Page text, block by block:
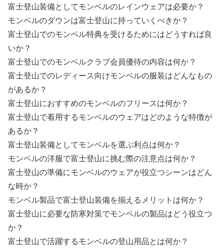
富士登山装備としてモンベルのレインウェアは必要か？
モンベルのダウンは富士登山に持っていくべきか？
富士登山でのモンベル特典を受けるためにはどうすれば良
いか？
富士登山でのモンベルクラブ会員優待の内容は何か？
富士登山でのレディース向けモンベルの服装はどんなもの
があるか？
富士登山におすすめのモンベルのフリースは何か？
富士登山で着用するモンベルのウェアはどのような特徴が
あるか？
富士登山装備としてモンベルを選ぶ利点は何か？
モンベルの洋服で富士登山に挑む際の注意点は何か？
富士登山の準備にモンベルのウェアが役立つシーンはどん
な時か？
モンベル製品で富士登山装備を揃えるメリットは何か？
富士登山に必要な防寒対策でモンベルの製品はどう役立つ
か？
富士登山で活躍するモンベルの登山用品とは何か？